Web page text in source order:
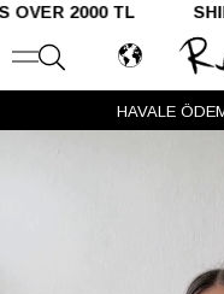
2000 TL SHIPPED
HAVALE